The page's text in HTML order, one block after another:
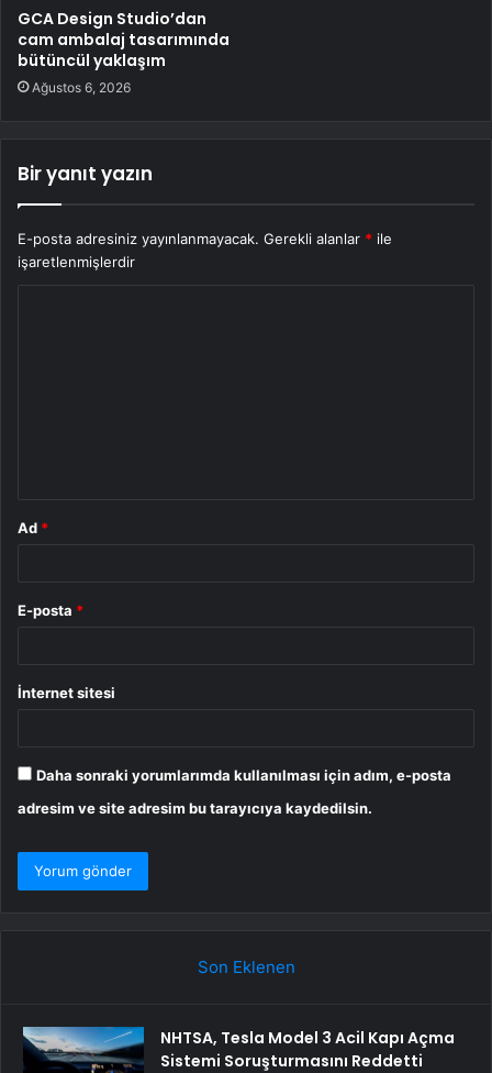
GCA Design Studio’dan
cam ambalaj tasarımında
bütüncül yaklaşım
Ağustos 6, 2026
Bir yanıt yazın
E-posta adresiniz yayınlanmayacak. Gerekli alanlar * ile
işaretlenmişlerdir
Ad *
E-posta *
İnternet sitesi
Daha sonraki yorumlarımda kullanılması için adım, e-posta
adresim ve site adresim bu tarayıcıya kaydedilsin.
Son Eklenen
NHTSA, Tesla Model 3 Acil Kapı Açma
Sistemi Soruşturmasını Reddetti